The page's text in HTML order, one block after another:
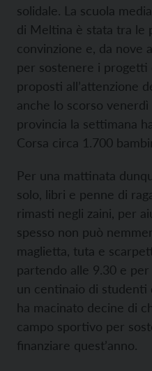
solidale. La scuola
di Meltina è stata tra le
convinzione e, da nove
per sostenere i progetti
proposti all’attenzione
anche lo scorso
provincia la settimana
Corsa circa 1.700
Per una mattinata
solo, libri e penne di
rimasti negli zaini, per
spesso non può
maglietta, tuta e
partendo alle 9.30 e
un centinaio di studenti
ha macinato decine di
campo sportivo per
finanziare quest’anno.